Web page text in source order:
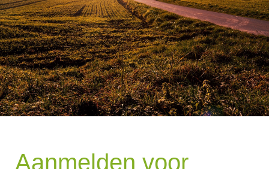
Aanmelden voor